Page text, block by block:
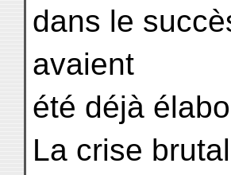
dans le
avaient
été déjà
La crise